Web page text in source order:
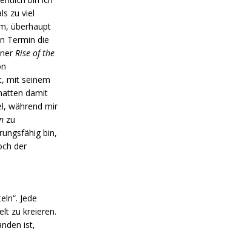
zu viel
überhaupt
Termin die
Rise of the
mit seinem
damit
während mir
zu
bin,
der
Jede
zu kreieren.
ist,